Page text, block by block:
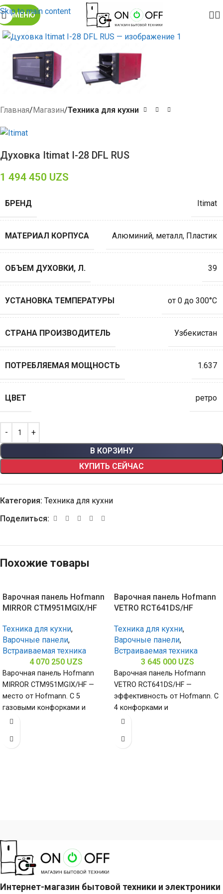
Skip to main content
МЕНЮ
Click to enlarge
Главная Магазин Техника для кухни
Духовка Itimat I-28 DFL RUS
1 494 450 UZS
БРЕНД Itimat
МАТЕРИАЛ КОРПУСА Алюминий, металл, Пластик
ОБЪЕМ ДУХОВКИ, Л. 39
УСТАНОВКА ТЕМПЕРАТУРЫ от 0 до 300°C
СТРАНА ПРОИЗВОДИТЕЛЬ Узбекистан
ПОТРЕБЛЯЕМАЯ МОЩНОСТЬ 1.637
ЦВЕТ ретро
В КОРЗИНУ
КУПИТЬ СЕЙЧАС
Категория: Техника для кухни
Поделиться:
Похожие товары
Варочная панель Hofmann
MIRROR CTM951MGIX/HF
Техника для кухни,
Варочные панели,
Встраиваемая техника
4 070 250 UZS
Варочная панель Hofmann
MIRROR CTM951MGIX/HF —
место от Hofmann. С 5
газовыми конфорками и
поверхностью из
(габариты 80
Варочная панель Hofmann
VETRO RCT641DS/HF
Техника для кухни,
Варочные панели,
Встраиваемая техника
3 645 000 UZS
Варочная панель Hofmann
VETRO RCT641DS/HF —
эффективность от Hofmann. С
4 конфорками и
стеклокерамической
580 х
Интернет-магазин бытовой техники и электроники